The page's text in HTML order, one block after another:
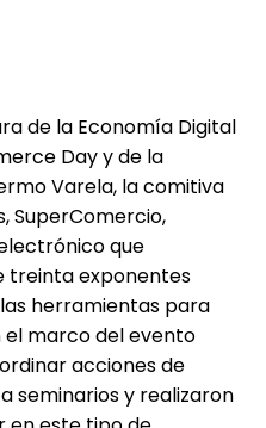
de la Economía Digital
Day y de la
Varela, la comitiva
SuperComercio,
que
treinta exponentes
herramientas para
el marco del evento
acciones de
seminarios y realizaron